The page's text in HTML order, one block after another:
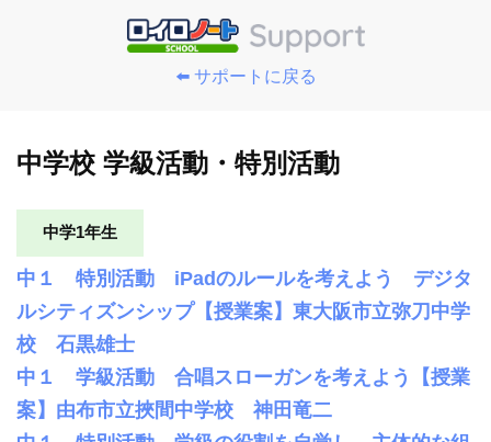
⬅️ サポートに戻る
中学校 学級活動・特別活動
中学1年生
中１ 特別活動 iPadのルールを考えよう デジタ
ルシティズンシップ【授業案】東大阪市立弥刀中学
校 石黒雄士
中１ 学級活動 合唱スローガンを考えよう【授業
案】由布市立挾間中学校 神田竜二